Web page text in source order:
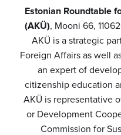
Estonian Roundtable
(AKÜ), Mooni 66,
AKÜ is a strategic
Foreign Affairs as well
an expert of
citizenship education
AKÜ is representative
or Development
Commission for